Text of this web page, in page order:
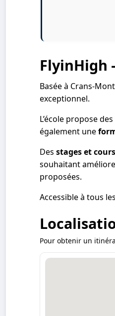
FlyinHigh
Basée à Crans-
exceptionnel.
L’école propose des
également une
Des stages et cours
souhaitant
proposées.
Accessible à tous
Pour obtenir un